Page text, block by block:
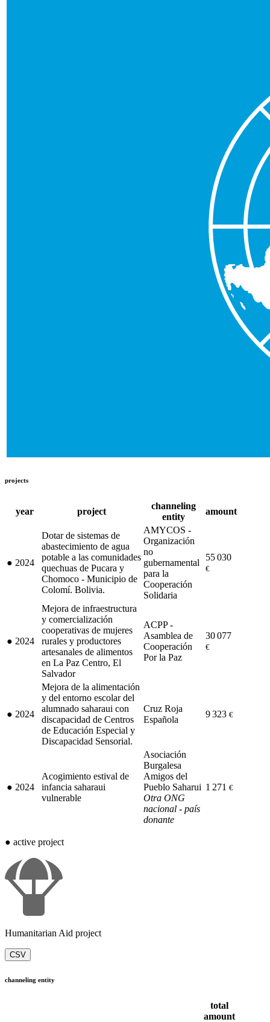
projects
year project
channeling
entity
amount
● 2024
Dotar de sistemas de
abastecimiento de agua
potable a las comunidades
quechuas de Pucara y
Chomoco - Municipio de
Colomí. Bolivia.
AMYCOS -
Organización
no
gubernamental
para la
Cooperación
Solidaria
55 030
€
● 2024
Mejora de infraestructura
y comercialización
cooperativas de mujeres
rurales y productores
artesanales de alimentos
en La Paz Centro, El
Salvador
ACPP -
Asamblea de
Cooperación
Por la Paz
30 077
€
● 2024
Mejora de la alimentación
y del entorno escolar del
alumnado saharaui con
discapacidad de Centros
de Educación Especial y
Discapacidad Sensorial.
Cruz Roja
Española
9 323 €
● 2024
Acogimiento estival de
infancia saharaui
vulnerable
Asociación
Burgalesa
Amigos del
Pueblo Saharui
Otra ONG
nacional - país
donante
1 271 €
● active project
Humanitarian Aid project
CSV
channeling entity
total
amount